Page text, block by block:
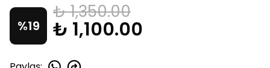
%19
₺ 1,350.00
₺ 1,100.00